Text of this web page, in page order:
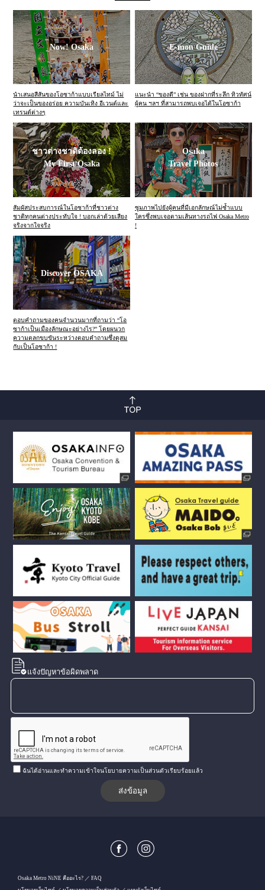
Now! Osaka
นำเสนอสีสันของโอซาก้าแบบเรียลไทม์ ไม่
ว่าจะเป็นของอร่อย ความบันเทิง อีเวนต์และ
เทรนด์ต่างๆ
E-mon Guide
แนะนำ “ของดี” เช่น ของฝากที่ระลึก ทิวทัศน์
ผู้คน ฯลฯ ที่สามารถพบเจอได้ในโอซาก้า
ชาวต่างชาติต้องลอง !
My First Osaka
สัมผัสประสบการณ์ในโอซาก้าที่ชาวต่าง
ชาติทุกคนต่างประทับใจ ! บอกเล่าด้วยเสียง
จริงจากใจจริง
Osaka
Travel Photos
ซูมภาพไปยังผู้คนที่มีเอกลักษณ์ไม่ซ้ำแบบ
ใครซึ่งพบเจอตามเส้นทางรถไฟ Osaka Metro
!
Discover OSAKA
ตอบคำถามของคนจำนวนมากที่ถามว่า “โอ
ซาก้าเป็นเมืองลักษณะอย่างไร?” โดยผนวก
ความตลกขบขันระหว่างตอบคำถามซึ่งดูสม
กับเป็นโอซาก้า !
แจ้งปัญหาข้อผิดพลาด
ฉันได้อ่านและทำความเข้าใจนโยบายความเป็นส่วนตัวเรียบร้อยแล้ว
Osaka Metro NiNE คืออะไร?
FAQ